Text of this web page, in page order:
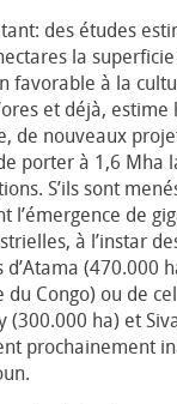
des études
la
favorable à la
et déjà, estime
de nouveaux
porter à 1,6 Mha
S’ils sont
l’émergence de
à l’instar
(470.000
du Congo) ou de
(300.000 ha) et
prochainement